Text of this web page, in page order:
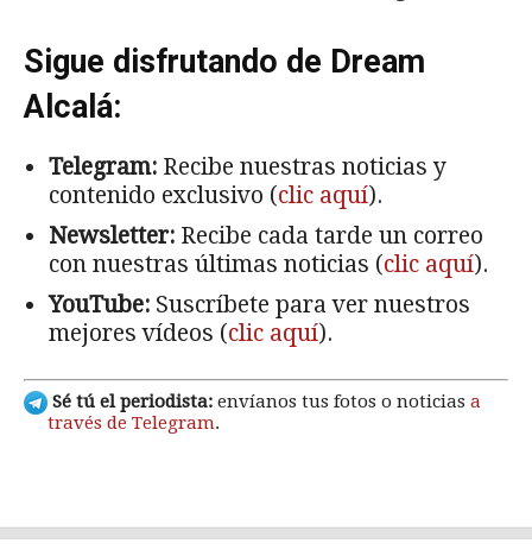
Sigue disfrutando de Dream
Alcalá:
Telegram: Recibe nuestras noticias y
contenido exclusivo (clic aquí).
Newsletter: Recibe cada tarde un correo
con nuestras últimas noticias (clic aquí).
YouTube: Suscríbete para ver nuestros
mejores vídeos (clic aquí).
Sé tú el periodista: envíanos tus fotos o noticias a
través de Telegram.